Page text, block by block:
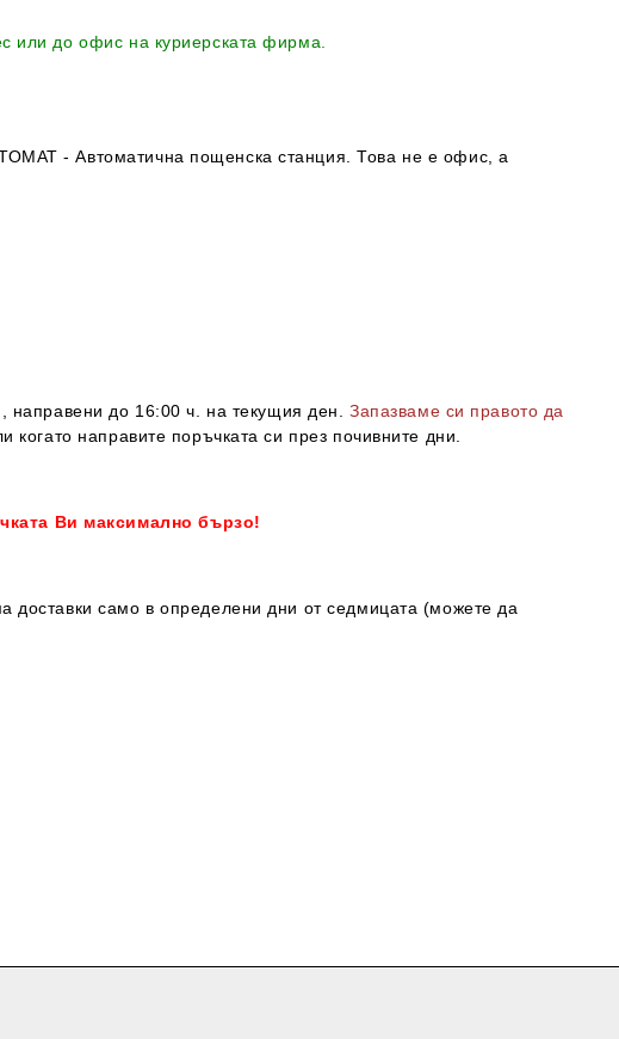
или до офис на куриерската фирма.
- Автоматична пощенска станция. Това не е офис, а
направени до 16:00 ч. на текущия ден.Запазваме си правото да
направите поръчката си през почивните дни.
Ви максимално бързо!
доставки само в определени дни от седмицата (можете да